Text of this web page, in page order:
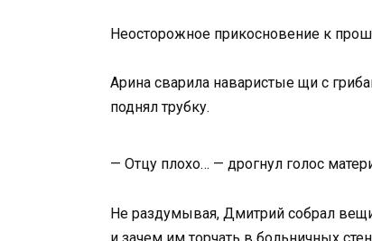
Неосторожное прикосновение к
Арина сварила наваристые щи с
поднял трубку.
— Отцу плохо… — дрогнул голос
Не раздумывая, Дмитрий собрал вещи
и зачем им торчать в больничных